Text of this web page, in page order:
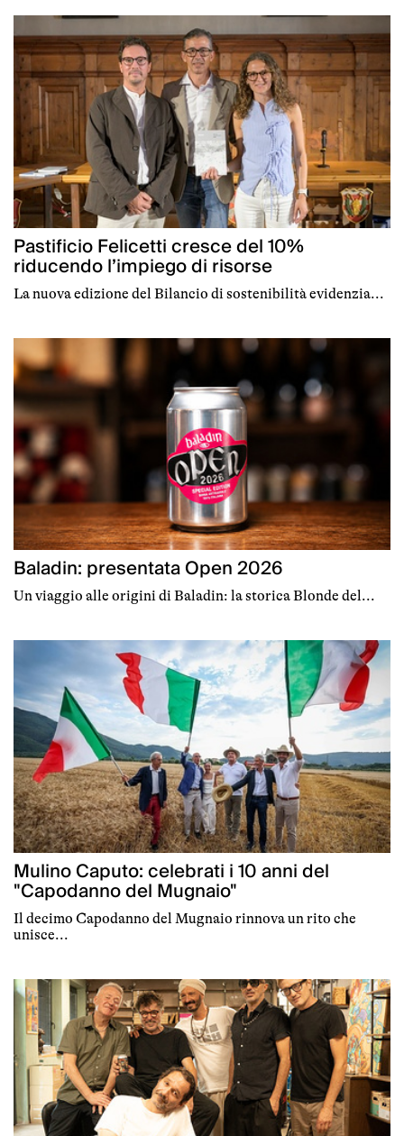
Pastificio Felicetti cresce del 10%
riducendo l’impiego di risorse
La nuova edizione del Bilancio di sostenibilità evidenzia...
Baladin: presentata Open 2026
Un viaggio alle origini di Baladin: la storica Blonde del...
Mulino Caputo: celebrati i 10 anni del
"Capodanno del Mugnaio"
Il decimo Capodanno del Mugnaio rinnova un rito che
unisce...